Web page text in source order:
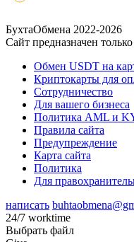
БухтаОбмена 2022-2026
Сайт предназначен
Обмен USDT на
Криптокарты для
Сотрудничество
Для вашего бизнеса
Политика AML и
Правила сайта
Предупреждение
Карта сайта
Политика
Для
написать
24/7 worktime
Выбрать файл